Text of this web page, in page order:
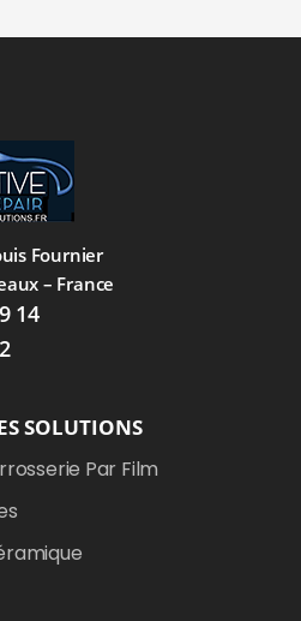
Fournier
– France
14
SOLUTIONS
Par Film